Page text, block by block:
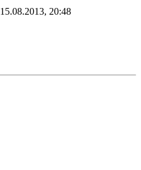
15.08.2013, 20:48